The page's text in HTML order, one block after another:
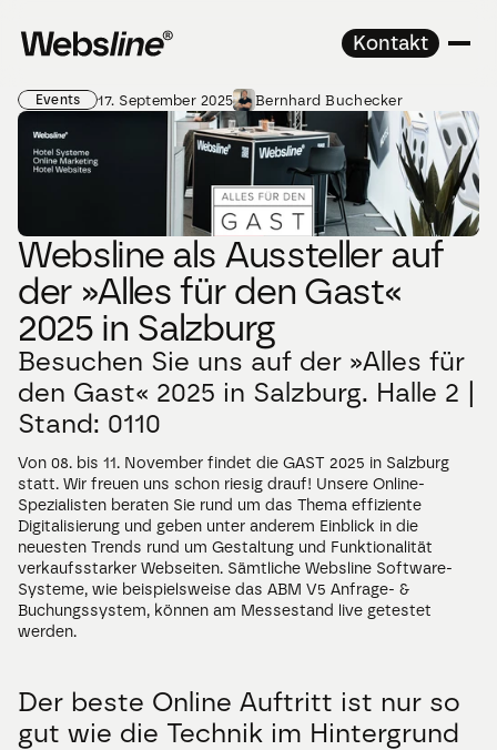
Kontakt
Events 17. September 2025 Bernhard Buchecker
Websline als Aussteller auf
der »Alles für den Gast«
2025 in Salzburg
Besuchen Sie uns auf der »Alles für
den Gast« 2025 in Salzburg. Halle 2 |
Stand: 0110
Von 08. bis 11. November findet die GAST 2025 in Salzburg
statt. Wir freuen uns schon riesig drauf! Unsere Online-
Spezialisten beraten Sie rund um das Thema effiziente
Digitalisierung und geben unter anderem Einblick in die
neuesten Trends rund um Gestaltung und Funktionalität
verkaufsstarker Webseiten. Sämtliche Websline Software-
Systeme, wie beispielsweise das ABM V5 Anfrage- &
Buchungssystem, können am Messestand live getestet
werden.
Der beste Online Auftritt ist nur so
gut wie die Technik im Hintergrund